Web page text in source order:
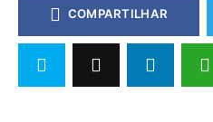
COMPARTILHAR